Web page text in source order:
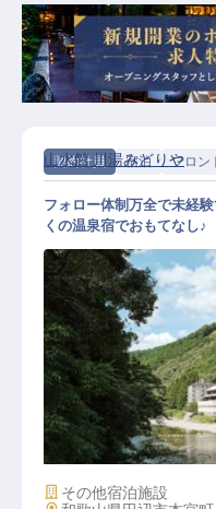
契約社員 宿泊 フロン
フロント│未経験
／賞与年2回／単
山水館 川湯みどりや
フォロー体制万全で未経
くの温泉宿でおもてなし♪
施設業態
その他宿泊施設